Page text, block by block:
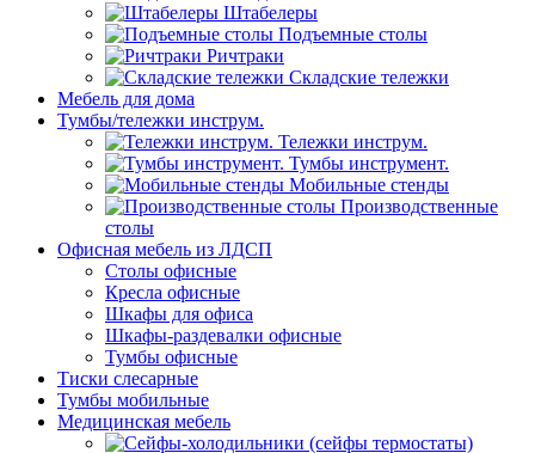
Штабелеры
Подъемные столы
Ричтраки
Складские тележки
Мебель для дома
Тумбы/тележки инструм.
Тележки инструм.
Тумбы инструмент.
Мобильные стенды
Производственные
столы
Офисная мебель из ЛДСП
Столы офисные
Кресла офисные
Шкафы для офиса
Шкафы-раздевалки офисные
Тумбы офисные
Тиски слесарные
Тумбы мобильные
Медицинская мебель